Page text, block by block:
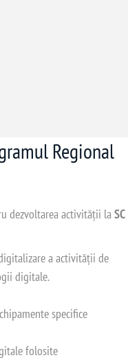
Regional
dezvoltarea activității laSC
a activității de
digitale.
specifice
folosite